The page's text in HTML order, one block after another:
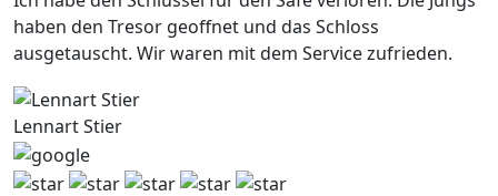
haben den Tresor geoffnet und das Schloss
ausgetauscht. Wir waren mit dem Service zufrieden.
Lennart Stier